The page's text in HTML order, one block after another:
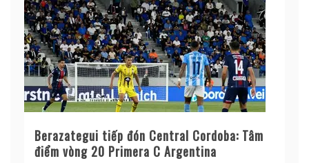
Berazategui tiếp đón Central Cordoba: Tâm
điểm vòng 20 Primera C Argentina